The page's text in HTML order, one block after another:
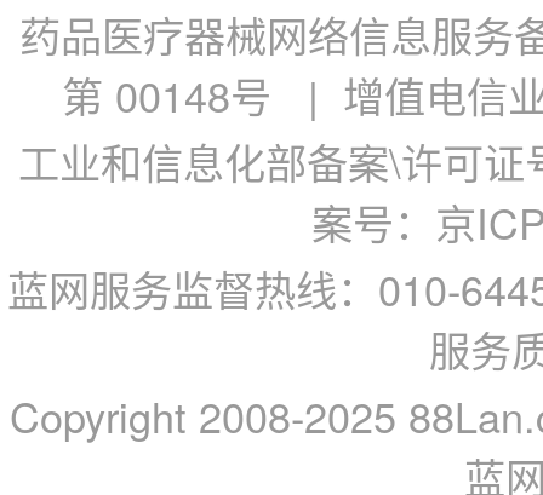
药品医疗器械网络信息服务
第 00148号
| 增值电信
工业和信息化部备案\许可
案号：京
蓝网服务监督热线：010-
服务
Copyright 2008-2025
蓝